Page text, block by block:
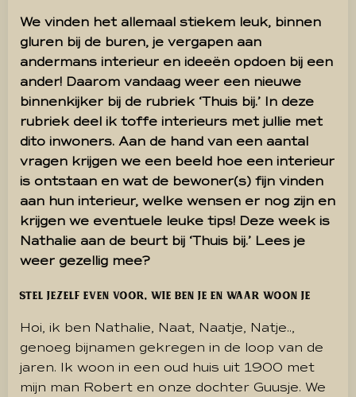
We vinden het allemaal stiekem leuk, binnen
gluren bij de buren, je vergapen aan
andermans interieur en ideeën opdoen bij een
ander! Daarom vandaag weer een nieuwe
binnenkijker bij de rubriek ‘Thuis bij.’ In deze
rubriek deel ik toffe interieurs met jullie met
dito inwoners. Aan de hand van een aantal
vragen krijgen we een beeld hoe een interieur
is ontstaan en wat de bewoner(s) fijn vinden
aan hun interieur, welke wensen er nog zijn en
krijgen we eventuele leuke tips! Deze week is
Nathalie aan de beurt bij ‘Thuis bij.’ Lees je
weer gezellig mee?
Stel jezelf even voor, wie ben je en waar woon je
Hoi, ik ben Nathalie, Naat, Naatje, Natje..,
genoeg bijnamen gekregen in de loop van de
jaren. Ik woon in een oud huis uit 1900 met
mijn man Robert en onze dochter Guusje. We